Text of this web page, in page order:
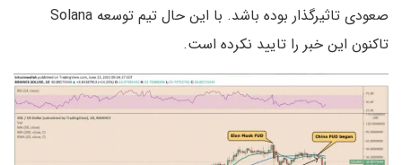
صعودی تاثیرگذار بوده باشد. با این حال تیم توسعه Solana
تاکنون این خبر را تایید نکرده‌ است.